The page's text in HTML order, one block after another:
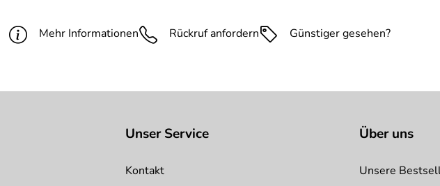
Breite:
800 mm
max. Beobachterabstand:
10 m
Mehr Informationen Rückruf anfordern Günstiger gesehen?
Unser Service
Kontakt
Über uns
Unsere